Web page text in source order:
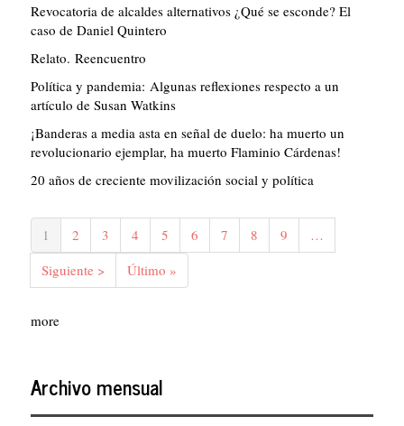
Revocatoria de alcaldes alternativos ¿Qué se esconde? El
caso de Daniel Quintero
Relato. Reencuentro
Política y pandemia: Algunas reflexiones respecto a un
artículo de Susan Watkins
¡Banderas a media asta en señal de duelo: ha muerto un
revolucionario ejemplar, ha muerto Flaminio Cárdenas!
20 años de creciente movilización social y política
Paginación
Página
actual
1 Página
2 Página
3 Página
4 Página
5 Página
6 Página
7 Página
8 Página
9
…
Siguiente
página
Siguiente >
Última
página
Último »
more
Archivo mensual